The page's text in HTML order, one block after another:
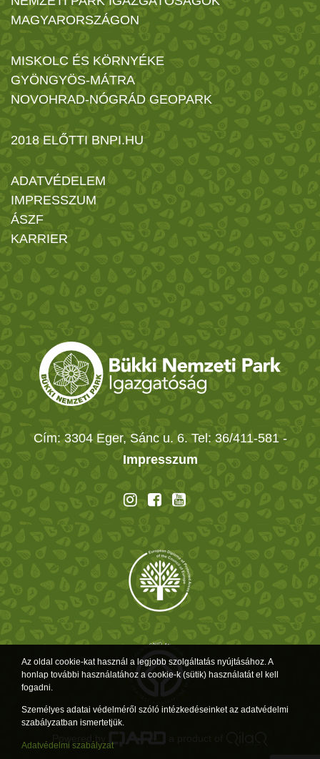
MAGYARORSZÁGON
MISKOLC ÉS KÖRNYÉKE
GYÖNGYÖS-MÁTRA
NOVOHRAD-NÓGRÁD GEOPARK
2018 ELŐTTI BNPI.HU
ADATVÉDELEM
IMPRESSZUM
ÁSZF
KARRIER
Cím: 3304 Eger, Sánc u. 6. Tel: 36/411-581 -
Impresszum
Az oldal cookie-kat használ a legjobb szolgáltatás nyújtásához. A
honlap további használatához a cookie-k (sütik) használatát el kell
fogadni.
Személyes adatai védelméről szóló intézkedéseinket az adatvédelmi
szabályzatban ismertetjük.
Adatvédelmi szabályzat